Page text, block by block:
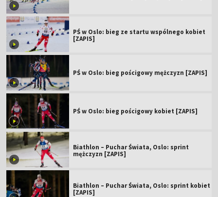
PŚ w Oslo: bieg ze startu wspólnego kobiet
[ZAPIS]
PŚ w Oslo: bieg pościgowy mężczyzn [ZAPIS]
PŚ w Oslo: bieg pościgowy kobiet [ZAPIS]
Biathlon – Puchar Świata, Oslo: sprint
mężczyzn [ZAPIS]
Biathlon – Puchar Świata, Oslo: sprint kobiet
[ZAPIS]